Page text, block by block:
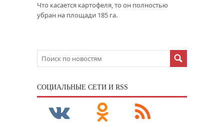
Что касается картофеля, то он полностью
убран на площади 185 га.
CОЦИАЛЬНЫЕ СЕТИ И RSS